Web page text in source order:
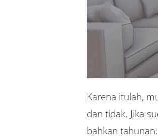
Karena itulah,
dan tidak. Jika
bahkan